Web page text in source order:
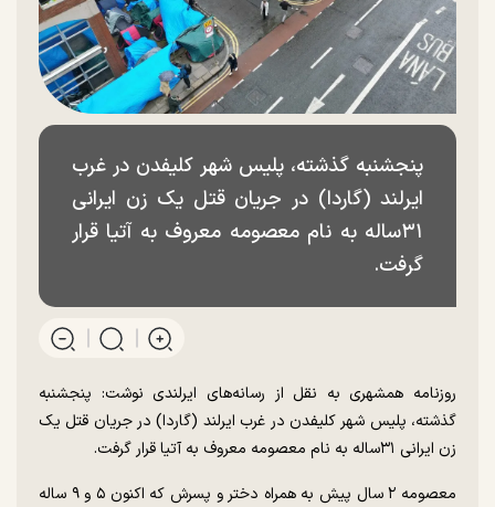
پنجشنبه گذشته، پلیس شهر کلیفدن در غرب
ایرلند (گاردا) در جریان قتل یک زن ایرانی
۳۱ساله به نام معصومه معروف به آتیا قرار
گرفت.
روزنامه همشهری به نقل از رسانه‌های ایرلندی نوشت: پنجشنبه
گذشته، پلیس شهر کلیفدن در غرب ایرلند (گاردا) در جریان قتل یک
زن ایرانی ۳۱ساله به نام معصومه معروف به آتیا قرار گرفت.
معصومه ۲ سال پیش به همراه دختر و پسرش که اکنون ۵ و ۹ ساله